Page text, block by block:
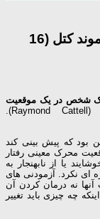
کتل : نظریه عاملی صفات شخصیتی ریموند کتل (16
شخص در یک موقعیت
(Raymond Cattell).
شخصیت این بود که پیش بینی کند
محرک معینی رفتار
یا از نابهنجار به
ای نکرد. آزمودنی های
نه درمان کردن آن
چه چیزی باید تغییر